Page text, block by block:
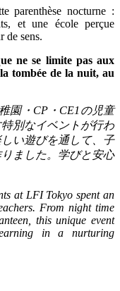
parenthèse nocturne :
et une école perçue
de sens.
ne se limite pas aux
tombée de la nuit, au
園・ CP・ CE1 の児童
別なイベントが行わ
い遊びを通して、子
ました。学びと安心
at LFI Tokyo spent an
From night time
this unique event
in a nurturing